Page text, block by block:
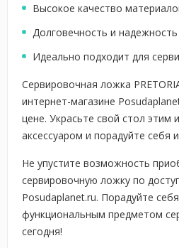
Высокое качество
Долговечность и надежность
Идеально подходит для
Сервировочная ложка
интернет-магазине
цене. Украсьте свой стол этим
аксессуаром и порадуйте себя
Не упустите возможность
сервировочную ложку по
Posudaplanet.ru. Порадуйте
функциональным предметом
сегодня!